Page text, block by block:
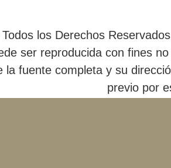
los Derechos
ser reproducida con fines
la fuente completa y su
previo por